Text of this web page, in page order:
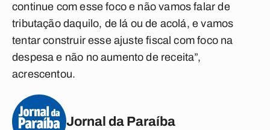
continue com esse foco e não vamos falar de
tributação daquilo, de lá ou de acolá, e vamos
tentar construir esse ajuste fiscal com foco na
despesa e não no aumento de receita”,
acrescentou.
Jornal da Paraíba